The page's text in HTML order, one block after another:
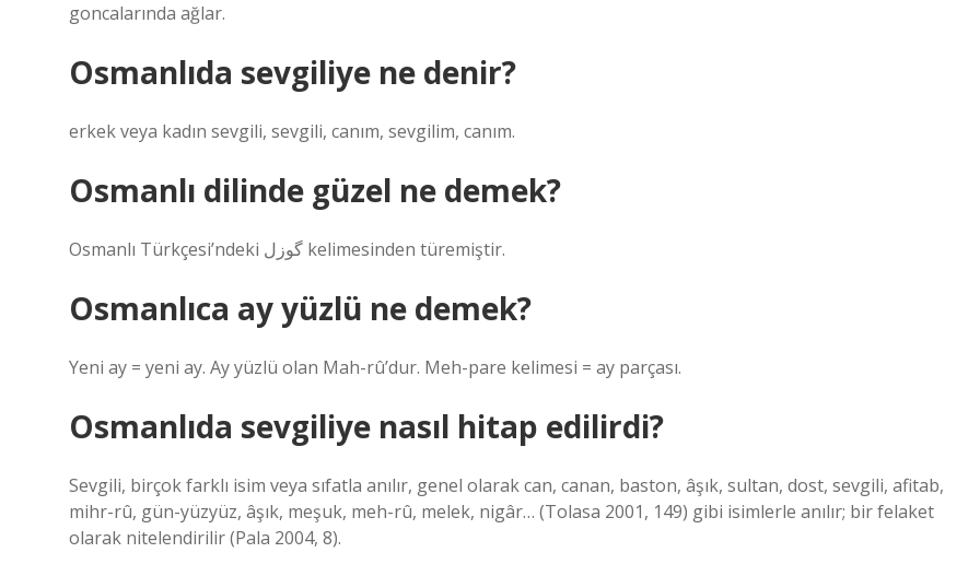
goncalarında ağlar.
Osmanlıda sevgiliye ne denir?
erkek veya kadın sevgili, sevgili, canım, sevgilim, canım.
Osmanlı dilinde güzel ne demek?
Osmanlı Türkçesi’ndeki گوزل‎ kelimesinden türemiştir.
Osmanlıca ay yüzlü ne demek?
Yeni ay = yeni ay. Ay yüzlü olan Mah-rû’dur. Meh-pare kelimesi = ay parçası.
Osmanlıda sevgiliye nasıl hitap edilirdi?
Sevgili, birçok farklı isim veya sıfatla anılır, genel olarak can, canan, baston, âşık, sultan, dost, sevgili, afitab,
mihr-rû, gün-yüzyüz, âşık, meşuk, meh-rû, melek, nigâr… (Tolasa 2001, 149) gibi isimlerle anılır; bir felaket
olarak nitelendirilir (Pala 2004, 8).